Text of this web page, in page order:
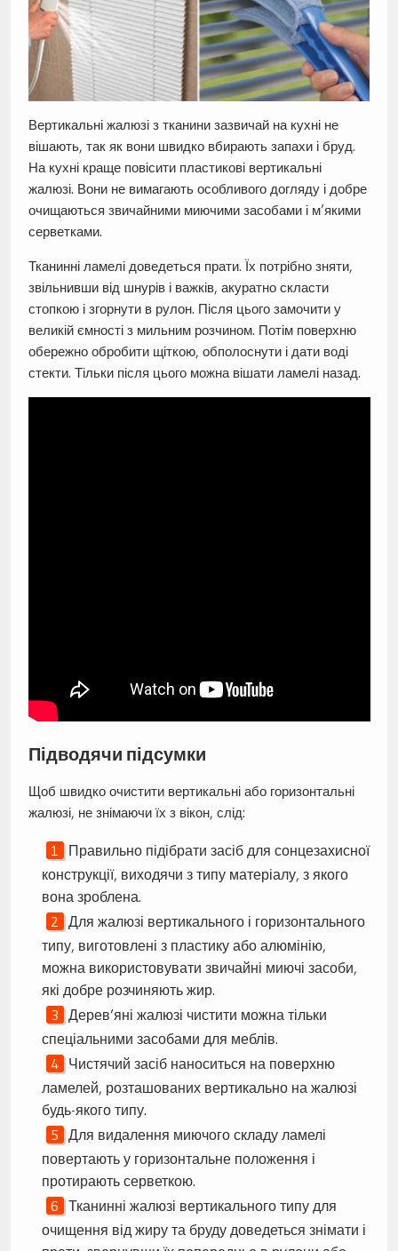
Вертикальні жалюзі з тканини зазвичай на кухні не
вішають, так як вони швидко вбирають запахи і бруд.
На кухні краще повісити пластикові вертикальні
жалюзі. Вони не вимагають особливого догляду і добре
очищаються звичайними миючими засобами і м’якими
серветками.
Тканинні ламелі доведеться прати. Їх потрібно зняти,
звільнивши від шнурів і важків, акуратно скласти
стопкою і згорнути в рулон. Після цього замочити у
великій ємності з мильним розчином. Потім поверхню
обережно обробити щіткою, обполоснути і дати воді
стекти. Тільки після цього можна вішати ламелі назад.
Підводячи підсумки
Щоб швидко очистити вертикальні або горизонтальні
жалюзі, не знімаючи їх з вікон, слід:
Правильно підібрати засіб для сонцезахисної
конструкції, виходячи з типу матеріалу, з якого
вона зроблена.
Для жалюзі вертикального і горизонтального
типу, виготовлені з пластику або алюмінію,
можна використовувати звичайні миючі засоби,
які добре розчиняють жир.
Дерев’яні жалюзі чистити можна тільки
спеціальними засобами для меблів.
Чистячий засіб наноситься на поверхню
ламелей, розташованих вертикально на жалюзі
будь-якого типу.
Для видалення миючого складу ламелі
повертають у горизонтальне положення і
протирають серветкою.
Тканинні жалюзі вертикального типу для
очищення від жиру та бруду доведеться знімати і